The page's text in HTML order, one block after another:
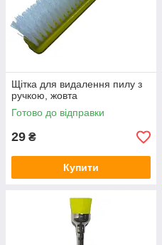
Щітка для видалення пилу з
ручкою, жовта
Готово до відправки
29 ₴
Купити